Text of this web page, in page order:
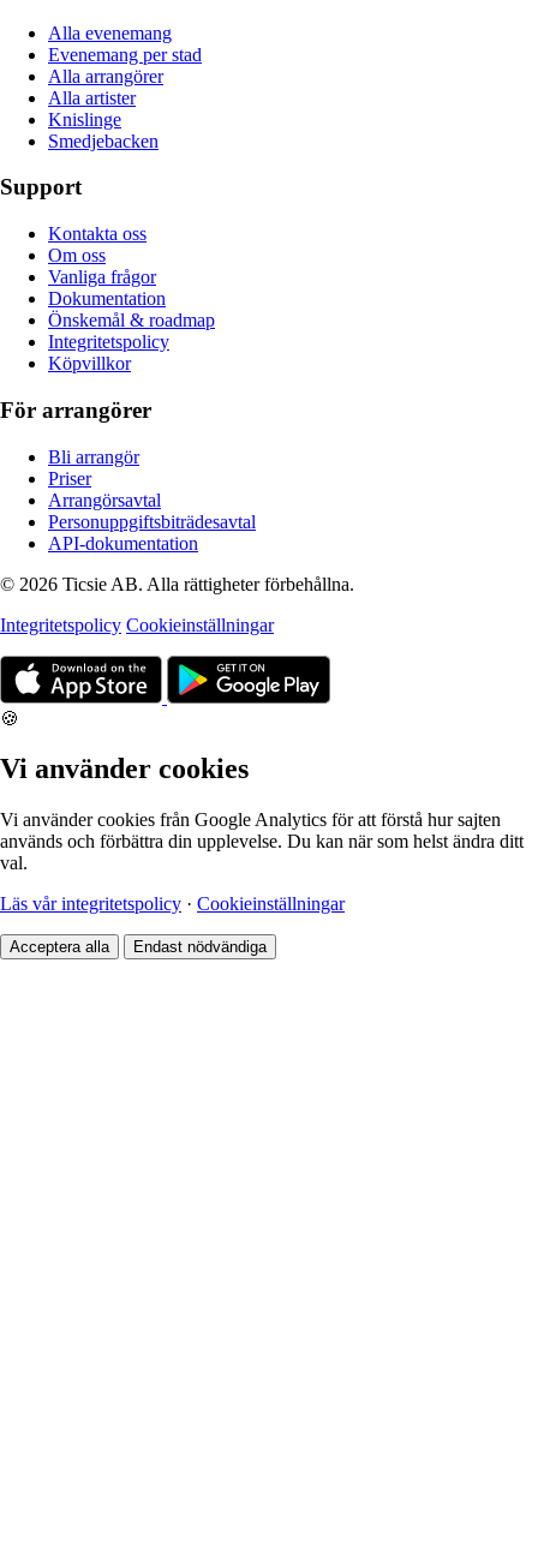
Alla evenemang
Evenemang per stad
Alla arrangörer
Alla artister
Knislinge
Smedjebacken
Support
Kontakta oss
Om oss
Vanliga frågor
Dokumentation
Önskemål & roadmap
Integritetspolicy
Köpvillkor
För arrangörer
Bli arrangör
Priser
Arrangörsavtal
Personuppgiftsbiträdesavtal
API-dokumentation
© 2026 Ticsie AB. Alla rättigheter förbehållna.
Integritetspolicy Cookieinställningar
🍪
Vi använder cookies
Vi använder cookies från Google Analytics för att förstå hur sajten
används och förbättra din upplevelse. Du kan när som helst ändra ditt
val.
Läs vår integritetspolicy · Cookieinställningar
Acceptera alla Endast nödvändiga